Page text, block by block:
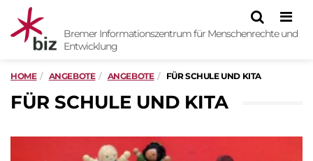
Bremer Informationszentrum für Menschenrechte und
Entwicklung
HOME ANGEBOTE ANGEBOTE FÜR SCHULE UND KITA
FÜR SCHULE UND KITA